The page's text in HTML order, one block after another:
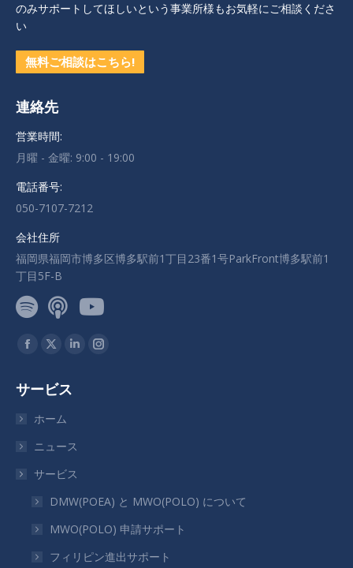
のみサポートしてほしいという事業所様もお気軽にご相談くださ
い
無料ご相談はこちら!
連絡先
営業時間:
月曜 - 金曜: 9:00 - 19:00
電話番号:
050-7107-7212
会社住所
福岡県福岡市博多区博多駅前1丁目23番1号ParkFront博多駅前1
丁目5F-B
私達を見つけてください：
サービス
ホーム
ニュース
サービス
DMW(POEA) と MWO(POLO) について
MWO(POLO) 申請サポート
フィリピン進出サポート